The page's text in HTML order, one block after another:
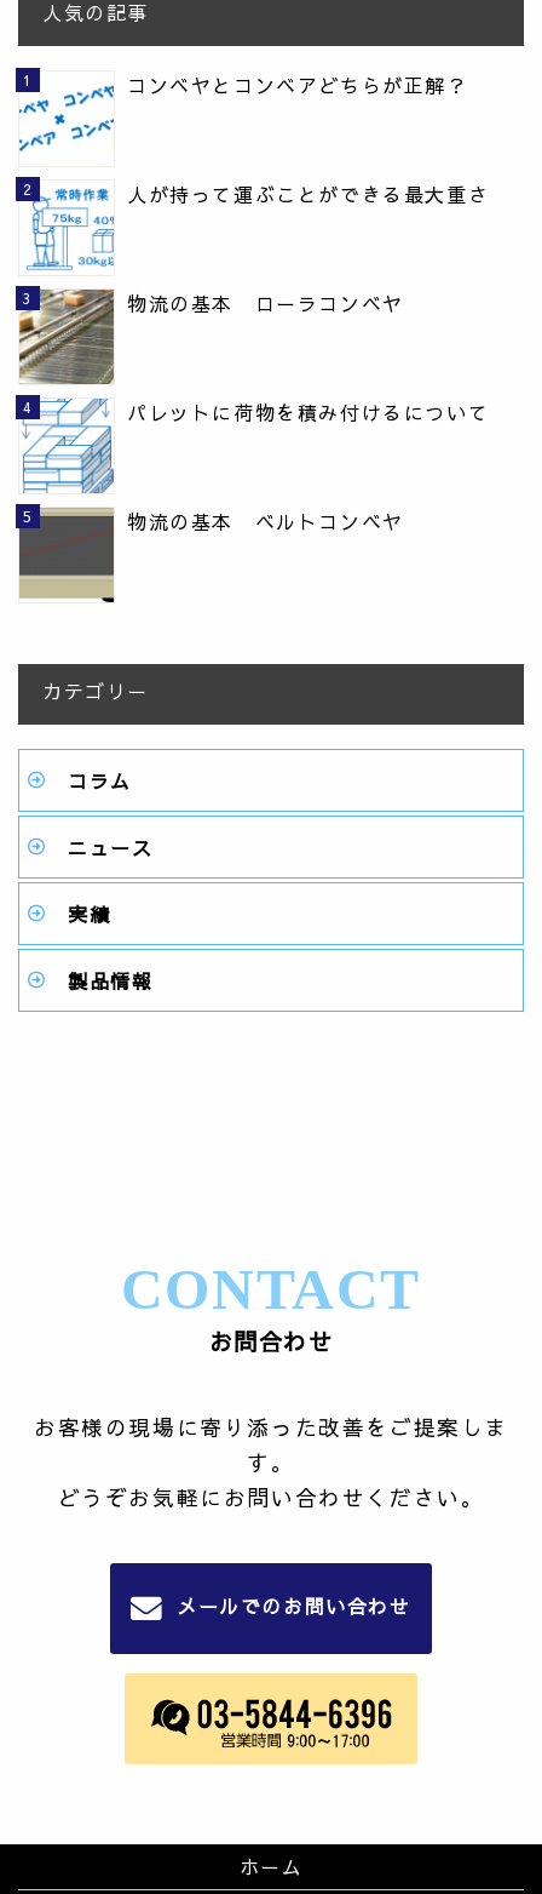
人気の記事
コンベヤとコンベアどちらが正解？
人が持って運ぶことができる最大重さ
物流の基本 ローラコンベヤ
パレットに荷物を積み付けるについて
物流の基本 ベルトコンベヤ
カテゴリー
コラム
ニュース
実績
製品情報
CONTACT
お問合わせ
お客様の現場に寄り添った改善をご提案しま
す。
どうぞお気軽にお問い合わせください。
メールでのお問い合わせ
ホーム